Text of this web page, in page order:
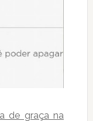
de graça na